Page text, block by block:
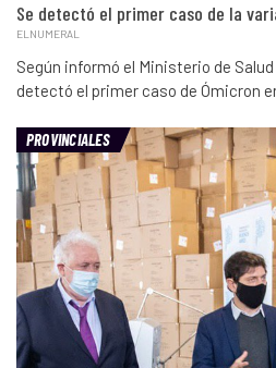
Se detectó el primer caso de la
ELNUMERAL
Según informó el Ministerio de
detectó el primer caso de Ómicron
PROVINCIALES